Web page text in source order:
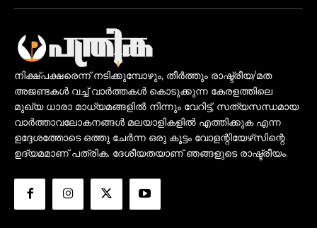
നിക്ഷ്പക്ഷരെന്ന് നടിക്കുമ്പോഴും, തീർത്തും രാഷ്ട്രീയ/മത
അജണ്ടകൾ വച്ച് വാർത്തകൾ കൊടുക്കുന്ന കേരളത്തിലെ
മുഖ്യ ധാരാ മാധ്യമങ്ങളിൽ നിന്നും വേറിട്ട്, സത്യസന്ധമായ
വാർത്താവലോകനങ്ങൾ മലയാളികളിൽ എത്തിക്കുക എന്ന
ഉദ്ദേശത്തോടെ ഒത്തു ചേർന്ന ഒരു കൂട്ടം വോളന്റിയേഴ്‌സിന്റെ
ഉദ്യമമാണ് പത്രിക. ദേശീയതയാണ് ഞങ്ങളുടെ രാഷ്ട്രീയം.